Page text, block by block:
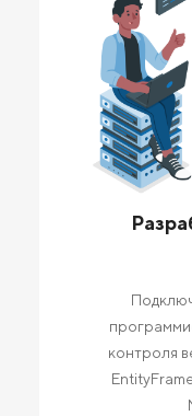
контроля